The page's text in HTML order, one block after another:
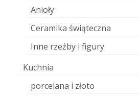
Anioły
Ceramika świąteczna
Inne rzeźby i figury
Kuchnia
porcelana i złoto